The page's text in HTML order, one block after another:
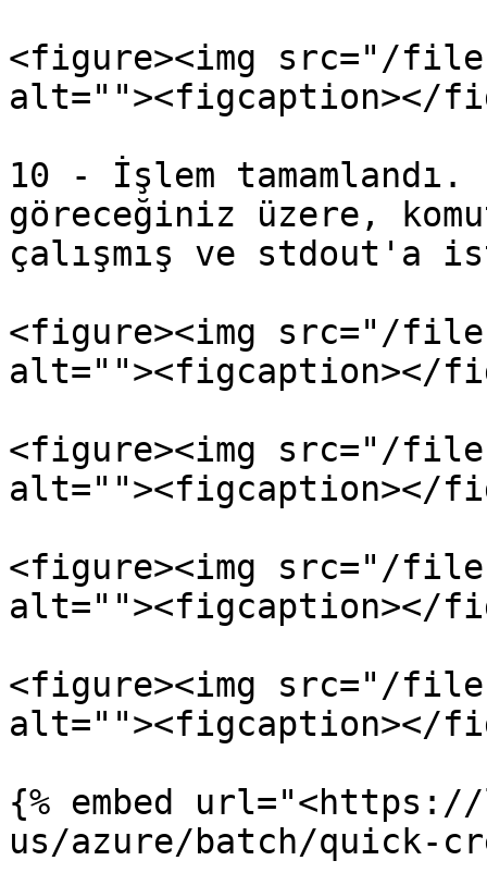
<figure><img src="/files/
alt=""><figcaption></
10 - İşlem tamamlandı.
göreceğiniz üzere,
çalışmış ve stdout'a
<figure><img src="/files/
alt=""><figcaption></
<figure><img src="/files/
alt=""><figcaption></
<figure><img src="/files/
alt=""><figcaption></
<figure><img src="/files/
alt=""><figcaption></
{% embed